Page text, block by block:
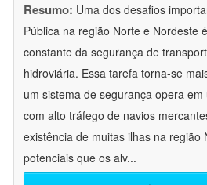
Resumo: Uma dos desafios
Pública na região Norte e Nordeste
constante da segurança de
hidroviária. Essa tarefa torna-se
um sistema de segurança opera
com alto tráfego de navios
existência de muitas ilhas na região
potenciais que os alv...